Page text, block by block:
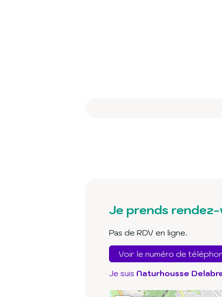
Je prends
Pas de RDV en ligne.
Voir le numéro de
Je suis Naturhousse